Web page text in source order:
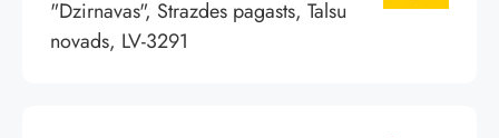
"Dzirnavas", Strazdes pagasts, Talsu
novads, LV-3291